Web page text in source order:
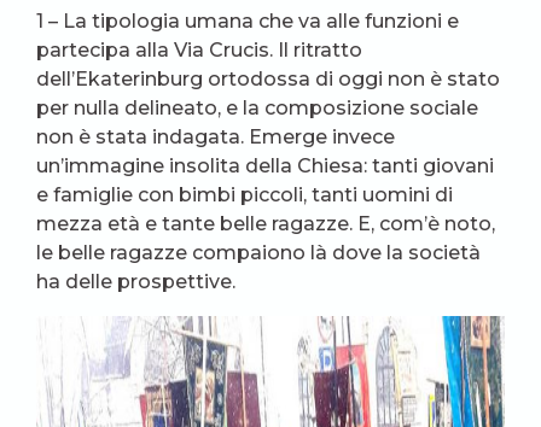
1 – La tipologia umana che va alle funzioni e
partecipa alla Via Crucis. Il ritratto
dell’Ekaterinburg ortodossa di oggi non è stato
per nulla delineato, e la composizione sociale
non è stata indagata. Emerge invece
un’immagine insolita della Chiesa: tanti giovani
e famiglie con bimbi piccoli, tanti uomini di
mezza età e tante belle ragazze. E, com’è noto,
le belle ragazze compaiono là dove la società
ha delle prospettive.